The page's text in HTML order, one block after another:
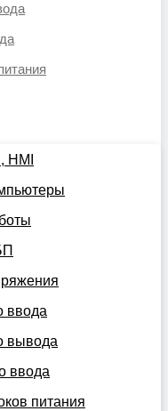
HMI
ввода
вывода
ввода
питания